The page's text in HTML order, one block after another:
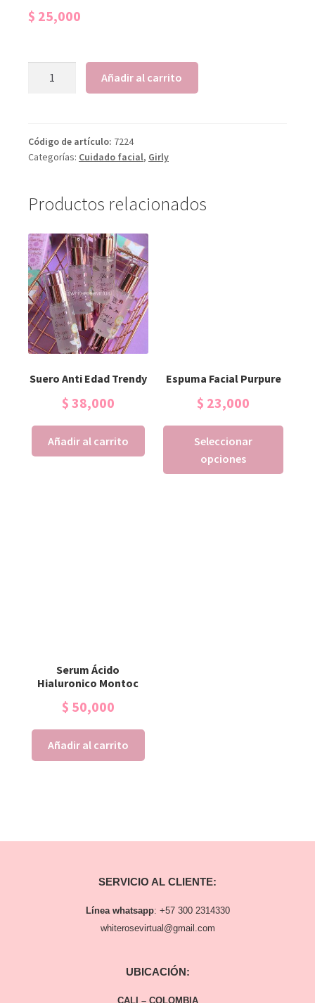
$ 25,000
Añadir al carrito
Código de artículo: 7224
Categorías: Cuidado facial, Girly
Productos relacionados
Suero Anti Edad Trendy
$ 38,000
Añadir al carrito
Espuma Facial Purpure
$ 23,000
Seleccionar
opciones
Serum Ácido
Hialuronico Montoc
$ 50,000
Añadir al carrito
SERVICIO AL CLIENTE:
Línea whatsapp: +57 300 2314330
whiterosevirtual@gmail.com
UBICACIÓN:
CALI – COLOMBIA